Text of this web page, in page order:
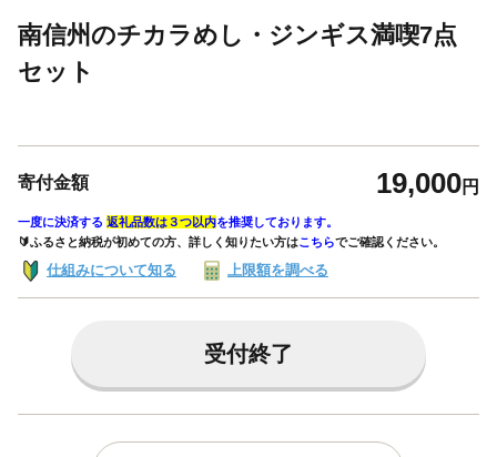
南信州のチカラめし・ジンギス満喫7点
セット
寄付金額 19,000円
一度に決済する 返礼品数は３つ以内を推奨しております。
🔰ふるさと納税が初めての方、詳しく知りたい方はこちらでご確認ください。
仕組みについて知る 上限額を調べる
受付終了